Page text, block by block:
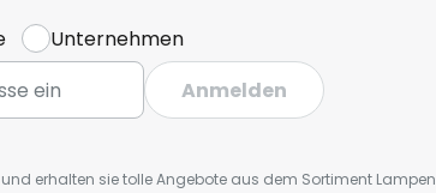
Unternehmen
Anmelden
erhalten sie tolle Angebote aus dem Sortiment Lampen